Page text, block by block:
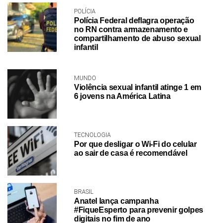
POLÍCIA
Polícia Federal deflagra operação
no RN contra armazenamento e
compartilhamento de abuso sexual
infantil
MUNDO
Violência sexual infantil atinge 1 em
6 jovens na América Latina
TECNOLOGIA
Por que desligar o Wi-Fi do celular
ao sair de casa é recomendável
BRASIL
Anatel lança campanha
#FiqueEsperto para prevenir golpes
digitais no fim de ano